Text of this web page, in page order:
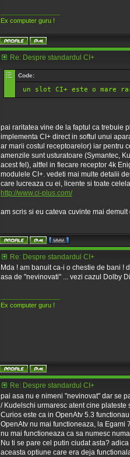
Ex computer guru !
Re: Despre standardul CI+
Code:
un slot CI+ este o mare
pai raritatea vine de la faptul ca trebuie
implementa CI+ direct in softul unui
ar marii costul receptoarelor) iar pentru
amenzile sunt usturatoare (Symantec,
acest fel), altfel in fiecare receptor 4k
modulele CI+. vedeti mai multe detalii
care lucreaza cu ei, licente si toate
http://www.ci-plus.com/
am scris si eu cateva cuvinte mai
Re: Despre standardul CI+
Mda ! am banuit ca-i o chestie de bani !
asa de "nevinovati" ... vezi cazul Dolby
Ex computer guru !
Re: Despre standardul CI+
pai asa nu e nimeni "nevinovat" dar se
/ Kudelschi urmaresc atent cine plateste
Curios este ca in OpenAtv 5.3
OpenAtv nu mai functioneaza, la Egami
nu mai functioneaza ca sa numesc
Nu ti se pare cel putin ciudat asta?
aceasta optiune care era deja